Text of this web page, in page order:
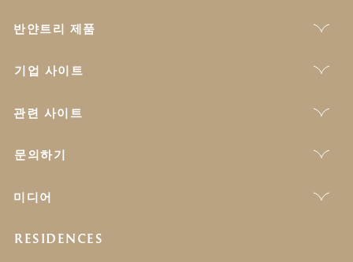
반얀트리 제품
기업 사이트
관련 사이트
문의하기
미디어
RESIDENCES